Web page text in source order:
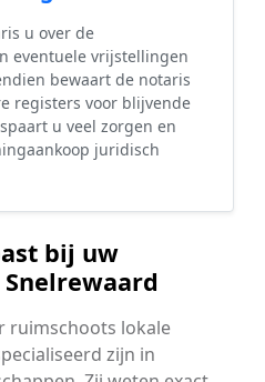
u over de
eventuele vrijstellingen
bewaart de notaris
registers voor blijvende
u veel zorgen en
juridisch
bij uw
ruimschoots lokale
zijn in